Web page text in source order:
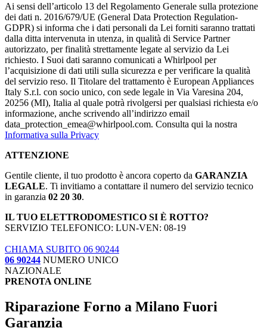
Ai sensi dell’articolo 13 del Regolamento Generale sulla protezione
dei dati n. 2016/679/UE (General Data Protection Regulation-
GDPR) si informa che i dati personali da Lei forniti saranno​ trattati
dalla ditta intervenuta in utenza,​ in qualità di Service Partner
autorizzato, per finalità strettamente legate al servizio da Lei
richiesto. I S​uoi dati saranno comunicati a Whirlpool per
l’acquisizione di dati utili sulla sicurezza e per verificare la qualità
del servizio reso. Il Titolare del trattamento è European Appliances
Italy S.r.l. con socio unico, con sede legale in Via Varesina 204,
20256 (MI), Italia al quale potrà rivolgersi per qualsiasi richiesta e/o
informazione, anche scrivendo all’indirizzo email
data_protection_emea@whirlpool.com. Consulta qui la nostra
Informativa sulla Privacy
ATTENZIONE
Gentile cliente, il tuo prodotto è ancora coperto da GARANZIA
LEGALE. Ti invitiamo a contattare il numero del servizio tecnico
in garanzia 02 20 30.
IL TUO ELETTRODOMESTICO SI È ROTTO?
SERVIZIO TELEFONICO: LUN-VEN: 08-19
CHIAMA SUBITO 06 90244
06 90244 NUMERO UNICO
NAZIONALE
PRENOTA ONLINE
Riparazione Forno a Milano Fuori
Garanzia